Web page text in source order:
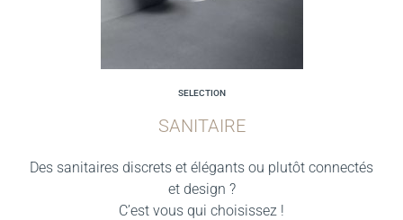
SELECTION
SANITAIRE
Des sanitaires discrets et élégants ou plutôt connectés
et design ?
C’est vous qui choisissez !